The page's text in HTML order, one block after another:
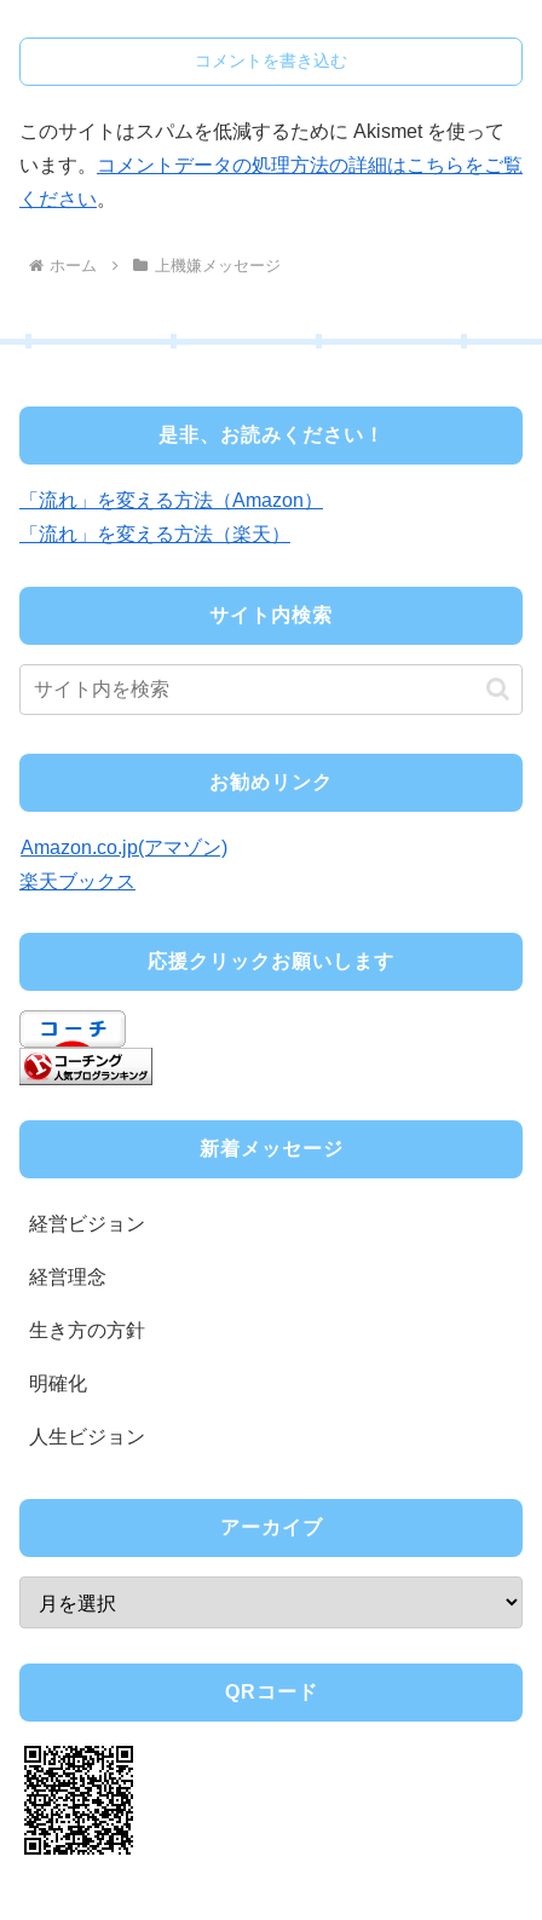
コメントを書き込む
このサイトはスパムを低減するために Akismet を使って
います。
コメントデータの処理方法の詳細はこちらをご覧
ください。
ホーム 上機嫌メッセージ
是非、お読みください！
「流れ」を変える方法（Amazon）
「流れ」を変える方法（楽天）
サイト内検索
お勧めリンク
Amazon.co.jp(アマゾン)
楽天ブックス
応援クリックお願いします
新着メッセージ
経営ビジョン
経営理念
生き方の方針
明確化
人生ビジョン
アーカイブ
QRコード